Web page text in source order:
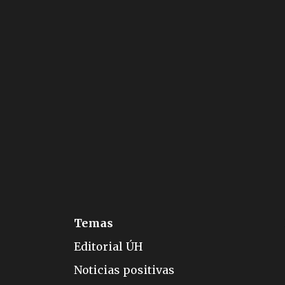
Temas
Editorial ÚH
Noticias positivas